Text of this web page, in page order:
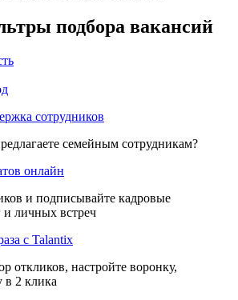
подбора вакансий
сотрудников
семейным сотрудникам?
онлайн
и подписывайте кадровые
и личных встреч
с Talantix
откликов, настройте воронку,
в 2 клика